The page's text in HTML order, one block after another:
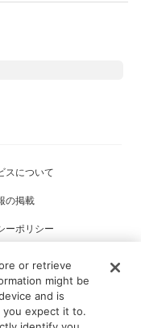
スについて
の掲載
ーポリシー
Tokyo Art Beat (2004-
or retrieve
might be
and is
you expect it to.